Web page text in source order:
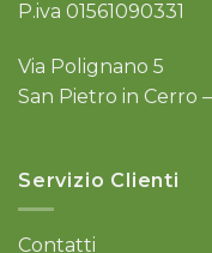
P.iva 01561090331
Via Polignano 5
San Pietro in Cerro
Servizio Clienti
Contatti